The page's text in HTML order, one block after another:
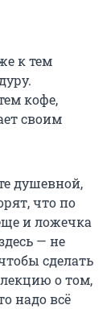
к тем
кофе,
своим
душевной,
что по
и ложечка
— не
сделать
о том,
надо всё